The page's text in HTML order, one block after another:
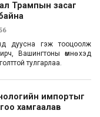
Трампын засаг
дуусна гэж тооцоолж
Вашингтоны өмнө хэд
тулгарлаа.
импортыг
хамгаалав